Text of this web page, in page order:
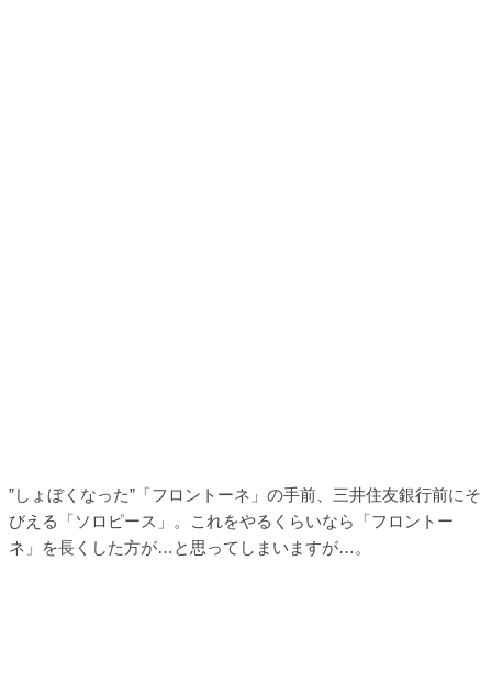
”しょぼくなった”「フロントーネ」の手前、三井住友銀行前にそ
びえる「ソロピース」。これをやるくらいなら「フロントー
ネ」を長くした方が…と思ってしまいますが…。